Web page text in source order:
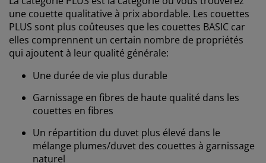
une couette qualitative à prix abordable. Les couettes
PLUS sont plus coûteuses que les couettes BASIC car
elles comprennent un certain nombre de propriétés
qui ajoutent à leur qualité générale:
Une durée de vie plus durable
Garnissage en fibres de haute qualité dans les
couettes en fibres
Un répartition du duvet plus élevé dans le
mélange plumes/duvet des couettes à garnissage
naturel